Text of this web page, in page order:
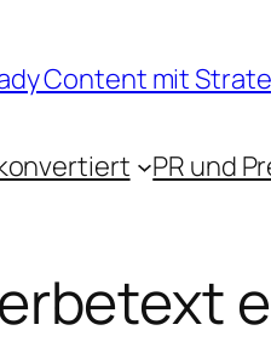
Content mit
PR und